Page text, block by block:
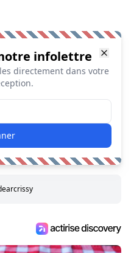
infolettre
directement dans votre